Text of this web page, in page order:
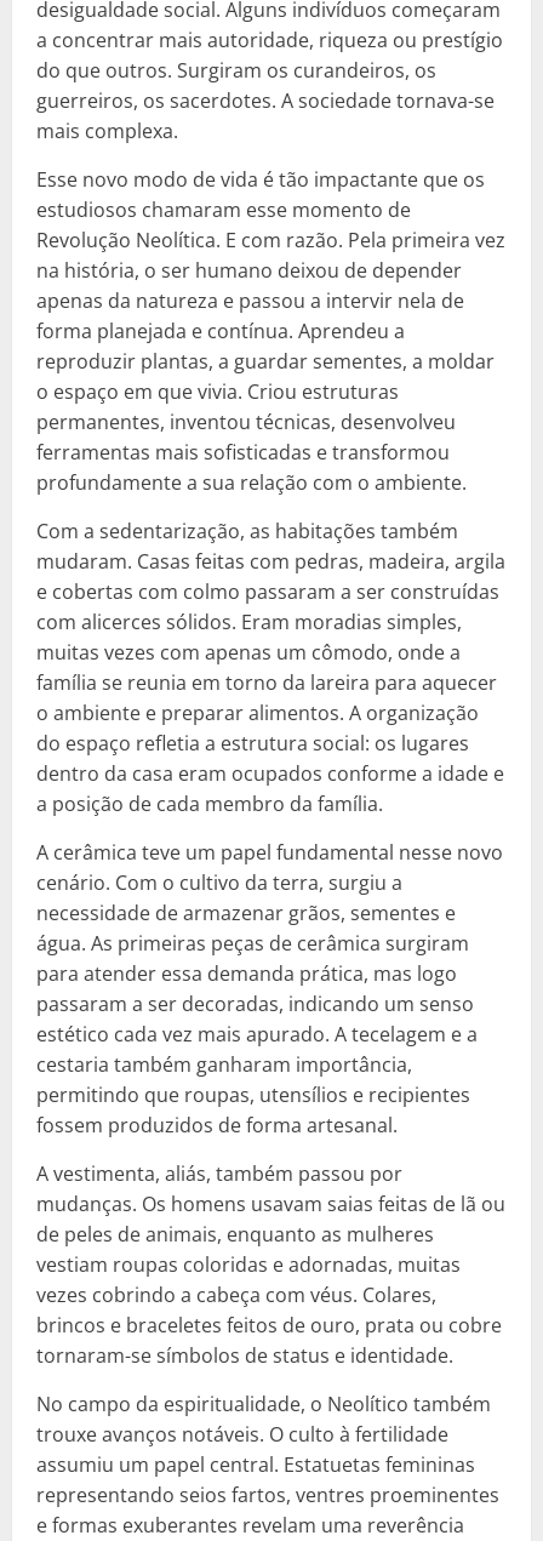
desigualdade social. Alguns indivíduos começaram
a concentrar mais autoridade, riqueza ou prestígio
do que outros. Surgiram os curandeiros, os
guerreiros, os sacerdotes. A sociedade tornava-se
mais complexa.
Esse novo modo de vida é tão impactante que os
estudiosos chamaram esse momento de
Revolução Neolítica. E com razão. Pela primeira vez
na história, o ser humano deixou de depender
apenas da natureza e passou a intervir nela de
forma planejada e contínua. Aprendeu a
reproduzir plantas, a guardar sementes, a moldar
o espaço em que vivia. Criou estruturas
permanentes, inventou técnicas, desenvolveu
ferramentas mais sofisticadas e transformou
profundamente a sua relação com o ambiente.
Com a sedentarização, as habitações também
mudaram. Casas feitas com pedras, madeira, argila
e cobertas com colmo passaram a ser construídas
com alicerces sólidos. Eram moradias simples,
muitas vezes com apenas um cômodo, onde a
família se reunia em torno da lareira para aquecer
o ambiente e preparar alimentos. A organização
do espaço refletia a estrutura social: os lugares
dentro da casa eram ocupados conforme a idade e
a posição de cada membro da família.
A cerâmica teve um papel fundamental nesse novo
cenário. Com o cultivo da terra, surgiu a
necessidade de armazenar grãos, sementes e
água. As primeiras peças de cerâmica surgiram
para atender essa demanda prática, mas logo
passaram a ser decoradas, indicando um senso
estético cada vez mais apurado. A tecelagem e a
cestaria também ganharam importância,
permitindo que roupas, utensílios e recipientes
fossem produzidos de forma artesanal.
A vestimenta, aliás, também passou por
mudanças. Os homens usavam saias feitas de lã ou
de peles de animais, enquanto as mulheres
vestiam roupas coloridas e adornadas, muitas
vezes cobrindo a cabeça com véus. Colares,
brincos e braceletes feitos de ouro, prata ou cobre
tornaram-se símbolos de status e identidade.
No campo da espiritualidade, o Neolítico também
trouxe avanços notáveis. O culto à fertilidade
assumiu um papel central. Estatuetas femininas
representando seios fartos, ventres proeminentes
e formas exuberantes revelam uma reverência